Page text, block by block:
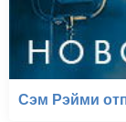
Сэм Рэйми